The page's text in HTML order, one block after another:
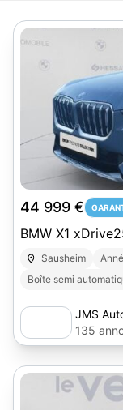
44 999 €
BMW X1
Sausheim
Boîte semi
JMS
135